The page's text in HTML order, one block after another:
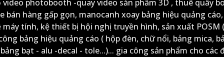
photobooth -quay video sản phẩm 3D , thuê quầy
bán hàng gấp gọn, manocanh xoay bảng hiệu quảng
tính, kệ thiết bị hội nghị truyền hình, sản xuất POSM
bảng hiệu quảng cáo ( hộp đèn, chữ nổi, bảng mica,
bạt - alu -decal - tole...)... gia công sản phẩm cho các